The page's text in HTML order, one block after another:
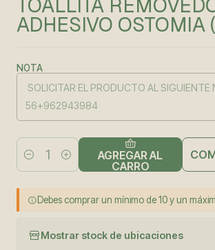
TOALLITA
ADHESIVO OSTOMIA
NOTA
Cantidad
AGREGAR AL
CARRO
Debes comprar un mínimo de 10 y un
Mostrar stock de ubicaciones